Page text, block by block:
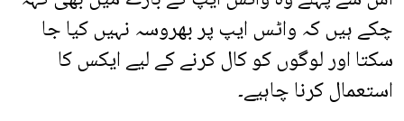
چکے ہیں کہ واٹس ایپ پر بھروسہ نہیں کیا جا
سکتا اور لوگوں کو کال کرنے کے لیے ایکس کا
استعمال کرنا چاہیے۔